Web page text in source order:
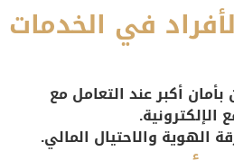
في الخدمات
أكبر عند التعامل مع
الإلكترونية.
الهوية والاحتيال المالي.